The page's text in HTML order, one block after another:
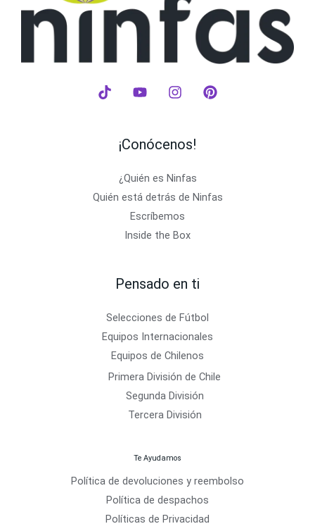
¡Conócenos!
¿Quién es Ninfas
Quién está detrás de Ninfas
Escríbemos
Inside the Box
Pensado en ti
Selecciones de Fútbol
Equipos Internacionales
Equipos de Chilenos
Primera División de Chile
Segunda División
Tercera División
Te Ayudamos
Política de devoluciones y reembolso
Política de despachos
Políticas de Privacidad